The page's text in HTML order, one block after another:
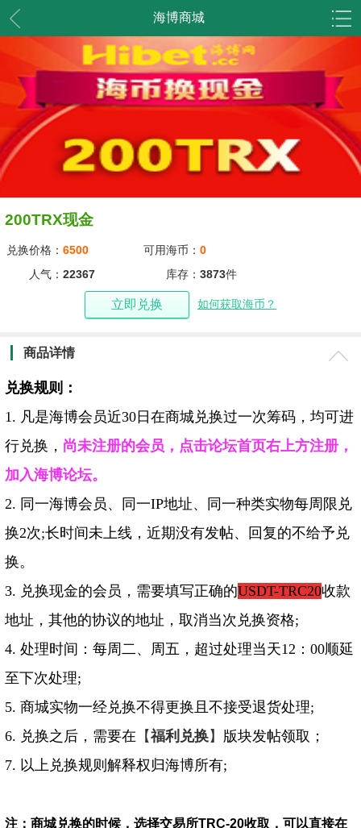
海博商城
200TRX现金
兑换价格：6500 可用海币： 0
人气：22367 库存： 3873件
立即兑换 如何获取海币？
商品详情
兑换规则：
1. 凡是海博会员近30日在商城兑换过一次筹码，均可进
行兑换， 尚未注册的会员， 点击论坛首页右上方注册，
加入海博论坛。
2. 同一海博会员、同一IP地址、同一种类实物每周限兑
换2次;长时间未上线，近期没有发帖、回复的不给予兑
换。
3. 兑换现金的会员，需要填写正确的USDT-TRC20收款
地址，其他的协议的地址，取消当次兑换资格;
4. 处理时间：每周二、周五，超过处理当天12：00顺延
至下次处理;
5. 商城实物一经兑换不得更换且不接受退货处理;
6. 兑换之后，需要在 【福利兑换】 版块发帖领取；
7. 以上兑换规则解释权归海博所有;
注：商城兑换的时候，选择交易所TRC-20收取 ，可以直接在